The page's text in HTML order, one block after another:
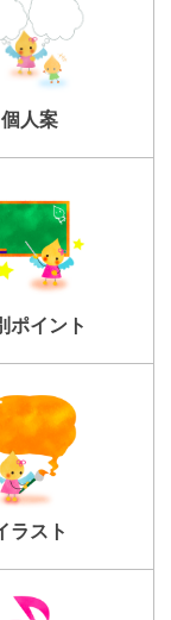
個人案
ポイント
ラスト